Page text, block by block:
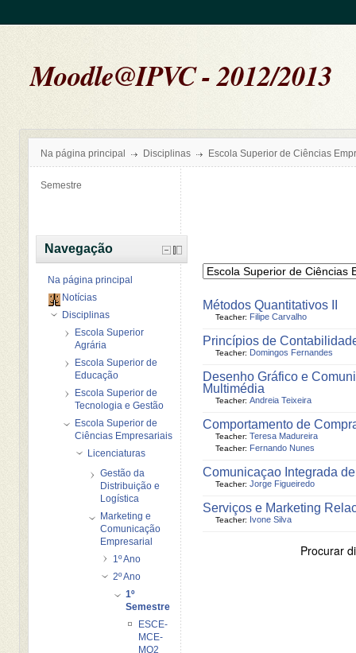
Moodle@IPVC - 2012/2013
Na página principal Disciplinas Escola Superior de Ciências
Semestre
Métodos Quantitativos II
Teacher: Filipe Carvalho
Princípios de
Teacher: Domingos Fernandes
Desenho Gráfico e
Multimédia
Teacher: Andreia Teixeira
Comportamento de
Teacher: Teresa Madureira
Teacher: Fernando Nunes
Comunicaçao Integrada
Teacher: Jorge Figueiredo
Serviços e Marketing
Teacher: Ivone Silva
Procurar
Navegação
Na página principal
Notícias
Disciplinas
Escola Superior
Agrária
Escola Superior de
Educação
Escola Superior de
Tecnologia e Gestão
Escola Superior de
Ciências Empresariais
Licenciaturas
Gestão da
Distribuição e
Logística
Marketing e
Comunicação
Empresarial
1º Ano
2º Ano
1º
Semestre
ESCE-
MCE-
MQ2